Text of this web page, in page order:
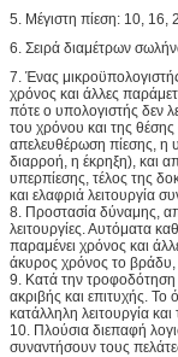
5. Μέγιστη πίεση: 10,
6. Σειρά διαμέτρων
7. Ένας
χρόνος και άλλες
πότε ο υπολογιστής δεν
του χρόνου και της
απελευθέρωση πίεσης, η
διαρροή, η έκρηξη), και
υπερπίεσης, τέλος της
και ελαφριά λειτουργία
8. Προστασία δύναμης,
λειτουργίες. Αυτόματα
παραμένει χρόνος και
άκυρος χρόνος το βράδυ,
9. Κατά την τροφοδότηση
ακριβής και επιτυχής.
κατάλληλη λειτουργία και
10. Πλούσια διεπαφή
συναντήσουν τους